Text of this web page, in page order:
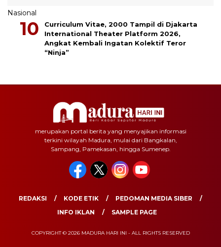
Nasional
Curriculum Vitae, 2000 Tampil di Djakarta
International Theater Platform 2026,
Angkat Kembali Ingatan Kolektif Teror
“Ninja”
merupakan portal berita yang menyajikan informasi
terkini wilayah Madura, mulai dari Bangkalan,
Sampang, Pamekasan, hingga Sumenep.
REDAKSI KODE ETIK
PEDOMAN MEDIA SIBER
INFO IKLAN
SAMPLE PAGE
COPYRIGHT © 2026 MADURA HARI INI - ALL RIGHTS RESERVED